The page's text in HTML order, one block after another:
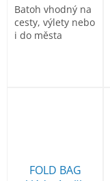
Batoh vhodný na
cesty, výlety nebo
i do města
FOLD BAG